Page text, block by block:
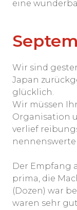
eine
Wir sind
Japan
glücklich.
Wir müssen
Organisation
verlief
Der Empfang
prima, die
(Dozen) war
waren sehr